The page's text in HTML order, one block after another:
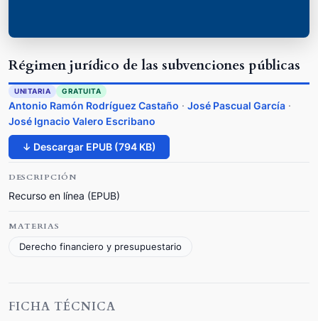
Régimen jurídico de las subvenciones públicas
UNITARIA GRATUITA
Antonio Ramón Rodríguez Castaño · José Pascual García ·
José Ignacio Valero Escribano
↓ Descargar EPUB (794 KB)
DESCRIPCIÓN
Recurso en línea (EPUB)
MATERIAS
Derecho financiero y presupuestario
FICHA TÉCNICA